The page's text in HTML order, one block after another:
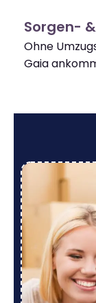
Sorgen-
Ohne
Gaia